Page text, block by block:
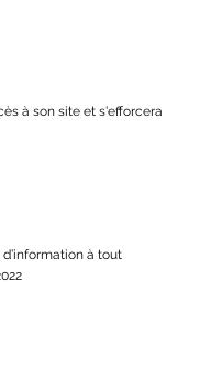
à son site et s'efforcera
à tout